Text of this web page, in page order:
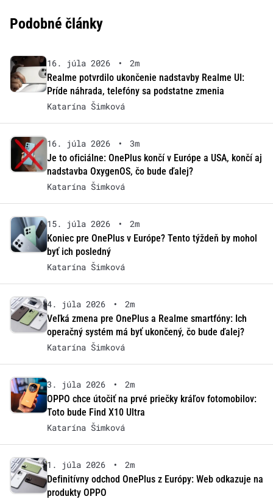
Podobné články
16. júla 2026 •
2m
Realme potvrdilo ukončenie nadstavby Realme UI:
Príde náhrada, telefóny sa podstatne zmenia
Katarína Šimková
16. júla 2026 •
3m
Je to oficiálne: OnePlus končí v Európe a USA, končí aj
nadstavba OxygenOS, čo bude ďalej?
Katarína Šimková
15. júla 2026 •
2m
Koniec pre OnePlus v Európe? Tento týždeň by mohol
byť ich posledný
Katarína Šimková
4. júla 2026 •
2m
Veľká zmena pre OnePlus a Realme smartfóny: Ich
operačný systém má byť ukončený, čo bude ďalej?
Katarína Šimková
3. júla 2026 •
2m
OPPO chce útočiť na prvé priečky kráľov fotomobilov:
Toto bude Find X10 Ultra
Katarína Šimková
1. júla 2026 •
2m
Definitívny odchod OnePlus z Európy: Web odkazuje na
produkty OPPO